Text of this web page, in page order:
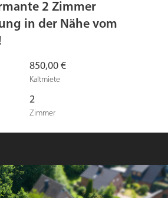
2 Zimmer
in der Nähe vom
850,00 €
Kaltmiete
2
Zimmer